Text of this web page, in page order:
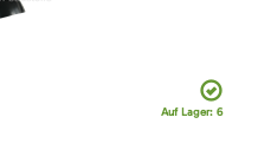
Auf Lager: 6